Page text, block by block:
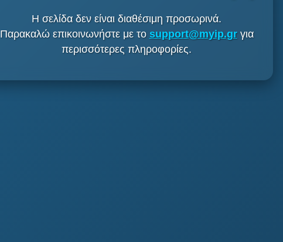
Η σελίδα δεν είναι διαθέσιμη προσωρινά.
Παρακαλώ επικοινωνήστε με το support@myip.grγια
περισσότερες πληροφορίες.